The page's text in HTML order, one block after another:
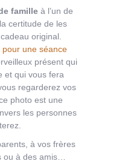
famille à l’un de
certitude de les
original.
pour une séance
présent qui
et qui vous fera
regarderez vos
photo est une
les personnes
à vos frères
à des amis…